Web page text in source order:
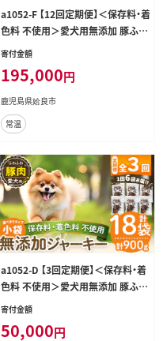
a1052-F 【12回定期便】＜保存料・着
色料 不使用＞愛犬用無添加 豚ふわ
ふわジャーキー6袋×12回(1袋50g・
市 豚 ジャーキー 犬 ドッグ ペット フ
ード エサ おやつ ごはん 間食 ご褒美
ペット関係
寄付金額
195,000円
鹿児島県姶良市
常温
a1052-D 【3回定期便】＜保存料・着
色料 不使用＞愛犬用無添加 豚ふわ
ふわジャーキー6袋×3回(1袋50g・
市 豚 ジャーキー 犬 ドッグ ペット フ
寄付金額
50,000円